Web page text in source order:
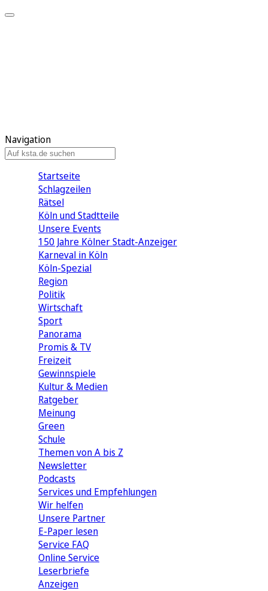
Navigation
Startseite
Schlagzeilen
Rätsel
Köln und Stadtteile
Unsere Events
150 Jahre Kölner Stadt-Anzeiger
Karneval in Köln
Köln-Spezial
Region
Politik
Wirtschaft
Sport
Panorama
Promis & TV
Freizeit
Gewinnspiele
Kultur & Medien
Ratgeber
Meinung
Green
Schule
Themen von A bis Z
Newsletter
Podcasts
Services und Empfehlungen
Wir helfen
Unsere Partner
E-Paper lesen
Service FAQ
Online Service
Leserbriefe
Anzeigen